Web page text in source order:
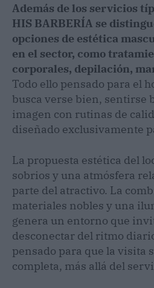
Además de los servicios
HIS BARBERÍA se
opciones de estética
en el sector, como
corporales, depilación,
Todo ello pensado para el
busca verse bien, sentirse
imagen con rutinas de
diseñado exclusivamente
La propuesta estética del
sobrios y una atmósfera
parte del atractivo. La
materiales nobles y una
genera un entorno que
desconectar del ritmo
pensado para que la visita
completa, más allá del